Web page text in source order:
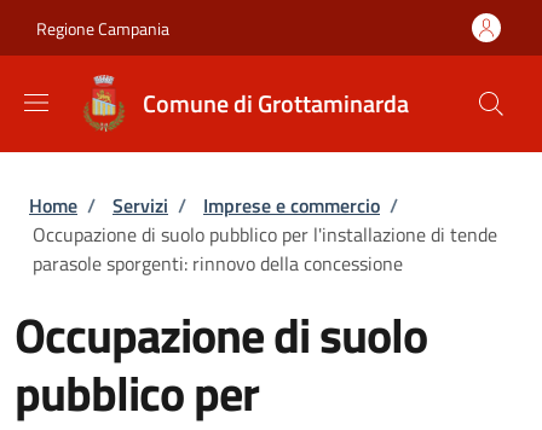
Regione Campania
Comune di Grottaminarda
Briciole di pane
Home / Servizi / Imprese e commercio /
Occupazione di suolo pubblico per l'installazione di tende
parasole sporgenti: rinnovo della concessione
Occupazione di suolo
pubblico per